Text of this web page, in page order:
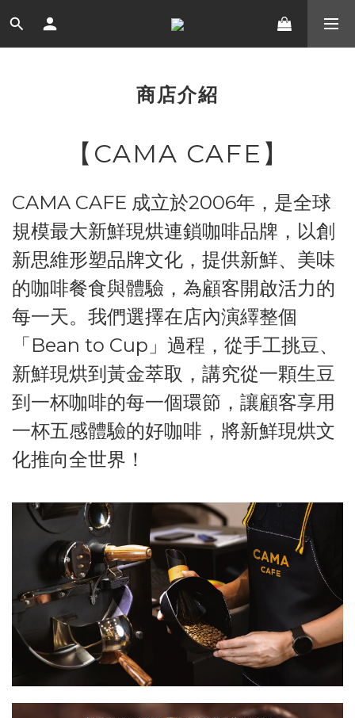
商店介紹
【CAMA CAFE】
CAMA CAFE 成立於2006年，是全球
規模最大新鮮現烘連鎖咖啡品牌，以創
新思維形塑品牌文化，提供新鮮、美味
的咖啡餐食與體驗，為顧客開啟活力的
每一天。我們選擇在店內演繹整個
「Bean to Cup」過程，從手工挑豆、
新鮮現烘到黃金萃取，講究從一顆生豆
到一杯咖啡的每一個環節，讓顧客享用
一杯五感體驗的好咖啡，將新鮮現烘文
化推向全世界！